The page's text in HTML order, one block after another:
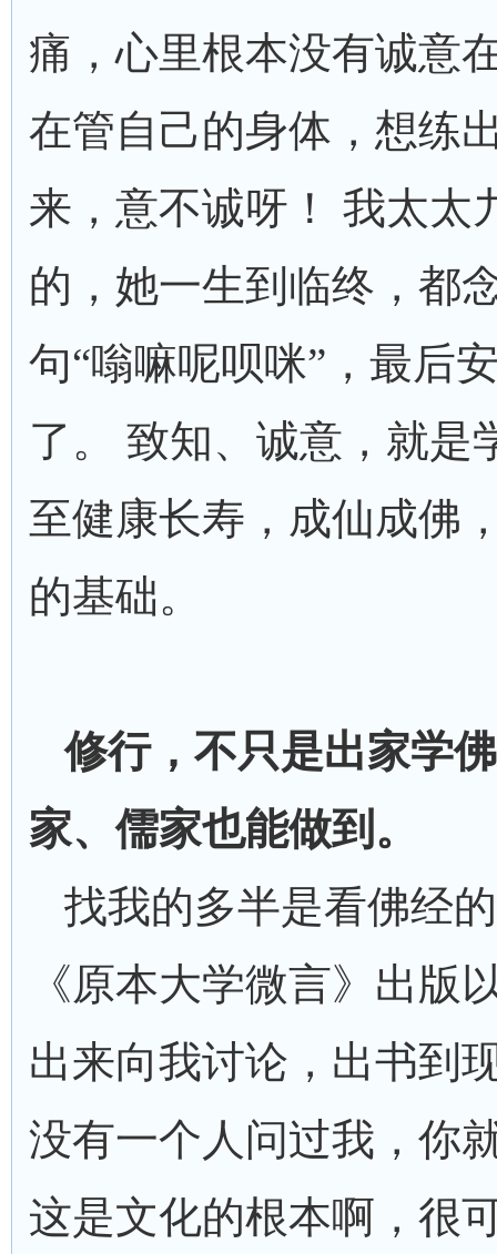
痛，心里根本没有诚意
在管自己的身体，想练
来，意不诚呀！ 我太太
的，她一生到临终，都
句“嗡嘛呢呗咪”，最后
了。 致知、诚意，就是
至健康长寿，成仙成佛
的基础。
修行，不只是出家学
家、儒家也能做到。
找我的多半是看佛经
《原本大学微言》出版
出来向我讨论，出书到
没有一个人问过我，你
这是文化的根本啊，很